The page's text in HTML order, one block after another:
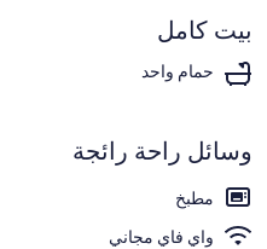
بيت كامل
حمام واحد
وسائل راحة رائجة
مطبخ
واي فاي مجاني